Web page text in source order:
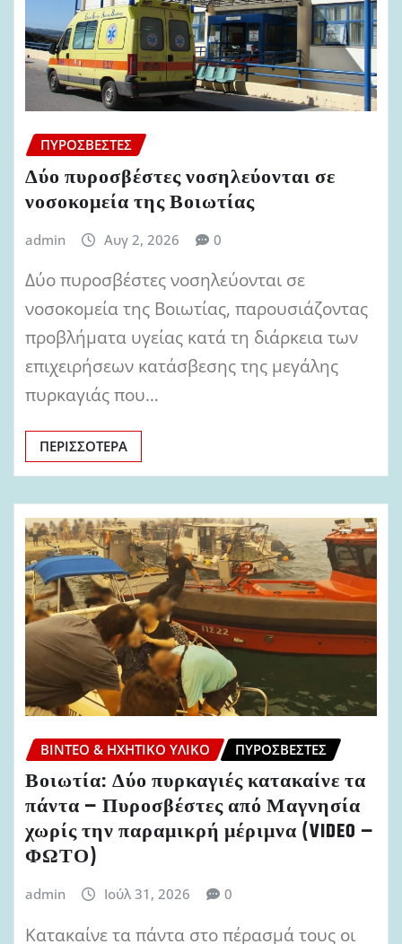
ΠΥΡΟΣΒΈΣΤΕΣ
Δύο πυροσβέστες νοσηλεύονται σε
νοσοκομεία της Βοιωτίας
admin Αυγ 2, 2026 0
Δύο πυροσβέστες νοσηλεύονται σε
νοσοκομεία της Βοιωτίας, παρουσιάζοντας
προβλήματα υγείας κατά τη διάρκεια των
επιχειρήσεων κατάσβεσης της μεγάλης
πυρκαγιάς που…
ΠΕΡΙΣΣΌΤΕΡΑ
ΒΊΝΤΕΟ & ΗΧΗΤΙΚΌ ΥΛΙΚΌ ΠΥΡΟΣΒΈΣΤΕΣ
Βοιωτία: Δύο πυρκαγιές κατακαίνε τα
πάντα – Πυροσβέστες από Μαγνησία
χωρίς την παραμικρή μέριμνα (VIDEO –
ΦΩΤΟ)
admin Ιούλ 31, 2026 0
Κατακαίνε τα πάντα στο πέρασμά τους οι